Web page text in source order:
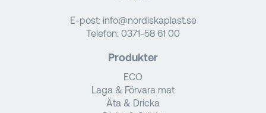
E-post: info@nordiskaplast.se
Telefon: 0371-58 61 00
Produkter
ECO
Laga & Förvara mat
Äta & Dricka